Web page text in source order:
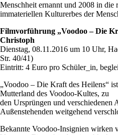
Menschheit ernannt und 2008 in die
immateriellen Kulturerbes der
Filmvorführung „Voodoo – Die
Christoph
Dienstag, 08.11.2016 um 10 Uhr,
Str. 40/41)
Eintritt: 4 Euro pro Schüler_in,
„Voodoo – Die Kraft des Heilens“
Mutterland des Voodoo-Kultes, zu
den Ursprüngen und verschiedenen
Außenstehenden weitgehend
Bekannte Voodoo-Insignien wirken